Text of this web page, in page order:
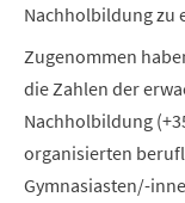
Nachholbildung zu
Zugenommen
die Zahlen der
Nachholbildung
organisierten
Gymnasiasten/-